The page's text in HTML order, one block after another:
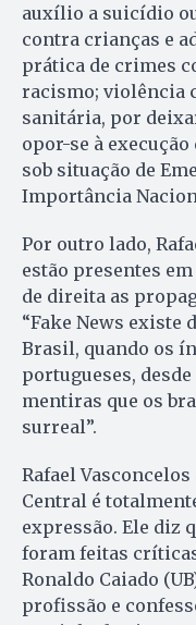
auxílio a suicídio
contra crianças e
prática de crimes
racismo; violência
sanitária, por
opor-se à
sob situação de
Importância
Por outro lado,
estão presentes
de direita as
“Fake News existe
Brasil, quando os
portugueses,
mentiras que os
surreal”.
Rafael
Central é
expressão. Ele diz
foram feitas
Ronaldo Caiado
profissão e